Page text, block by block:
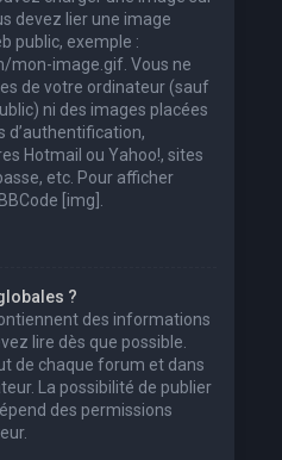
devez lier une image
public, exemple :
mon-image.gif. Vous ne
de votre ordinateur (sauf
ni des images placées
d’authentification,
Hotmail ou Yahoo!, sites
etc. Pour afficher
[img].
?
des informations
lire dès que possible.
de chaque forum et dans
La possibilité de publier
des permissions